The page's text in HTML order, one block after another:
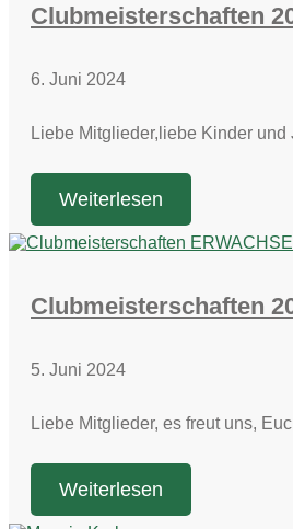
Clubmeisterschaften
6. Juni 2024
Liebe Mitglieder,liebe Kinder
Weiterlesen
Clubmeisterschaften
5. Juni 2024
Liebe Mitglieder, es freut uns,
Weiterlesen